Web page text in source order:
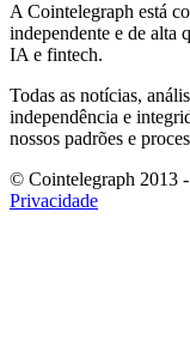
A Cointelegraph está
independente e de alta
IA e fintech.
Todas as notícias,
independência e
nossos padrões e
© Cointelegraph 2013
Privacidade